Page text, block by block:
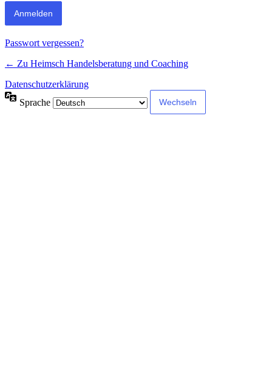
Passwort vergessen?
← Zu Heimsch Handelsberatung und Coaching
Datenschutzerklärung
Sprache